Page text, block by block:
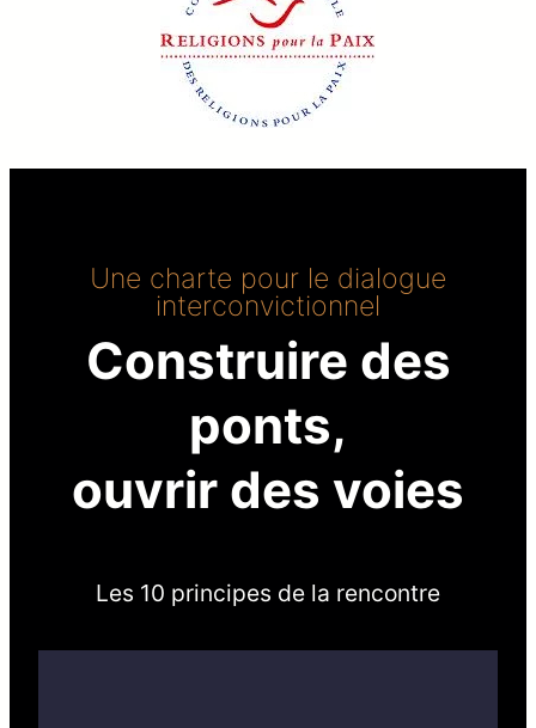
Une charte pour le dialogue
interconvictionnel
Construire des
ponts,
ouvrir des voies
Les 10 principes de la rencontre